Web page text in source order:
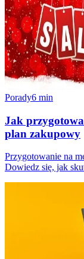
Porady6 min
Jak
plan zakupowy
Przygotowanie na
Dowiedz się, jak